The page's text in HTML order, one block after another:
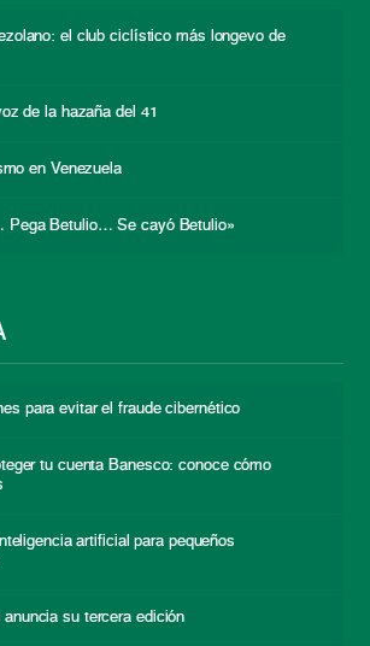
el club ciclístico más longevo de
de la hazaña del 41
en Venezuela
Pega Betulio… Se cayó Betulio»
para evitar el fraude cibernético
tu cuenta Banesco: conoce cómo
artificial para pequeños
anuncia su tercera edición